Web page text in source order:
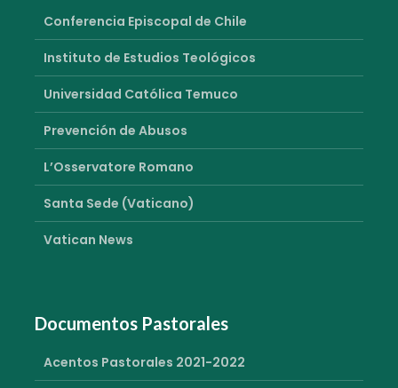
Conferencia Episcopal de Chile
Instituto de Estudios Teológicos
Universidad Católica Temuco
Prevención de Abusos
L’Osservatore Romano
Santa Sede (Vaticano)
Vatican News
Documentos Pastorales
Acentos Pastorales 2021-2022